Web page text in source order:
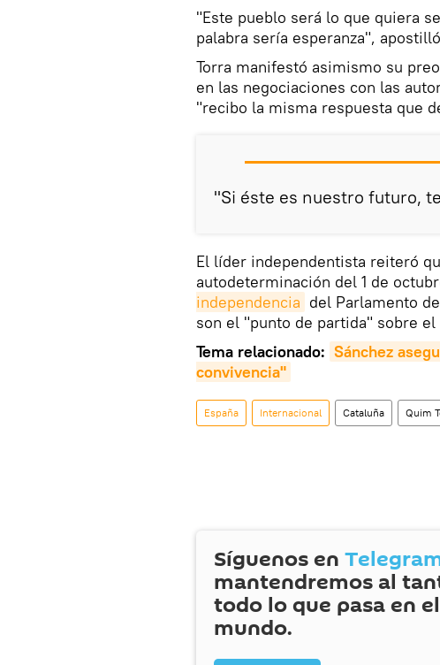
"Este pueblo será lo que quiera
palabra sería esperanza",
Torra manifestó asimismo su
en las negociaciones con las
"recibo la misma respuesta que
"Si éste es nuestro futuro,
El líder independentista reiteró
autodeterminación del 1 de
independencia del Parlamento
son el "punto de partida" sobre
Tema relacionado: Sánchez
convivencia"
España Internacional Cataluña Quim
Síguenos en
mantendremos al
todo lo que pasa en el
mundo.